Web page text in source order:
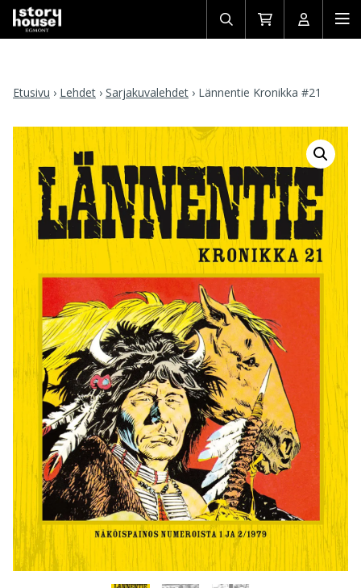
Avaa/sulje
haku
Siirry
ostoskoriin
Avaa/
Etusivu › Lehdet › Sarjakuvalehdet › Lännentie Kronikka #21